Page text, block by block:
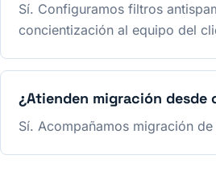
Sí. Configuramos filtros
concientización al equipo del
¿Atienden migración desde
Sí. Acompañamos migración